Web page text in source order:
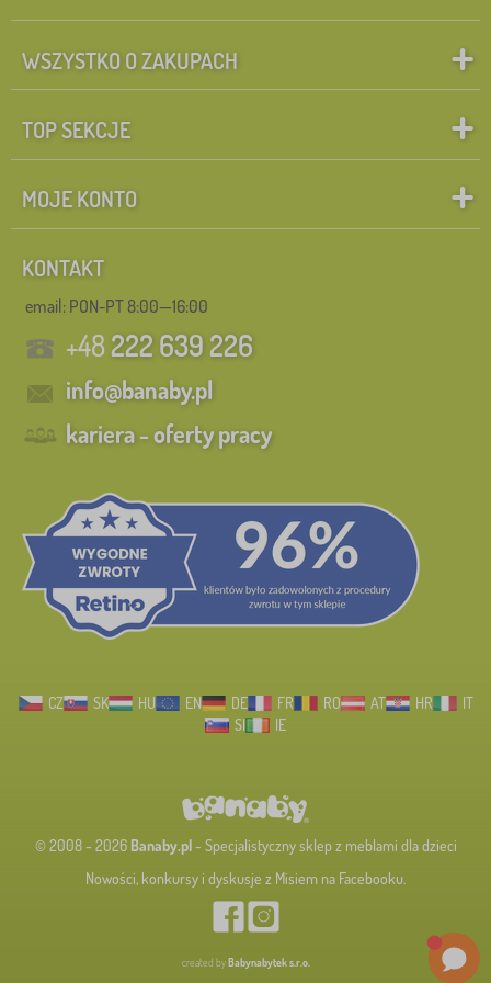
WSZYSTKO O ZAKUPACH
TOP SEKCJE
MOJE KONTO
KONTAKT
email: PON-PT 8:00—16:00
+48222 639 226
info@banaby.pl
kariera - oferty pracy
CZ SK HU EN DE FR RO AT HR
IT
SI
IE
© 2008 - 2026 Banaby.pl- Specjalistyczny sklep z meblami dla dzieci
Nowości, konkursy i dyskusje z Misiem na Facebooku.
created by Babynabytek s.r.o.